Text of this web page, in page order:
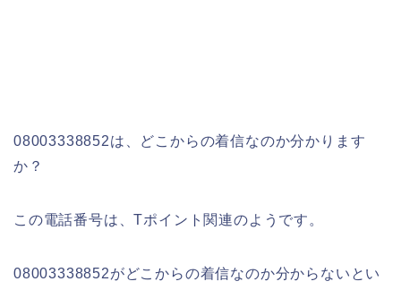
08003338852は、どこからの着信なのか分かります
か？
この電話番号は、Tポイント関連のようです。
08003338852がどこからの着信なのか分からないとい